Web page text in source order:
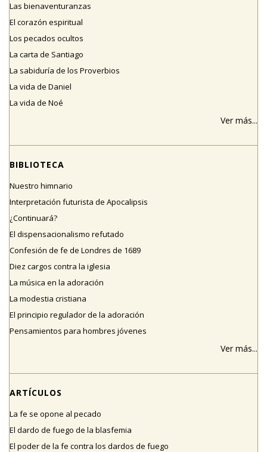
Las bienaventuranzas
El corazón espiritual
Los pecados ocultos
La carta de Santiago
La sabiduría de los Proverbios
La vida de Daniel
La vida de Noé
Ver más...
BIBLIOTECA
Nuestro himnario
Interpretación futurista de Apocalipsis
¿Continuará?
El dispensacionalismo refutado
Confesión de fe de Londres de 1689
Diez cargos contra la iglesia
La música en la adoración
La modestia cristiana
El principio regulador de la adoración
Pensamientos para hombres jóvenes
Ver más...
ARTÍCULOS
La fe se opone al pecado
El dardo de fuego de la blasfemia
El poder de la fe contra los dardos de fuego